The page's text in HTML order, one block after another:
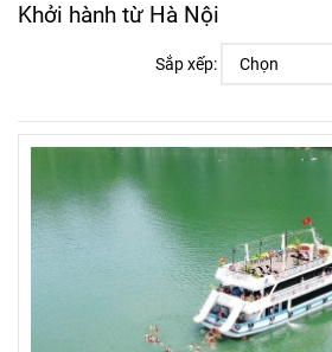
Khởi hành từ Hà Nội
Sắp xếp: